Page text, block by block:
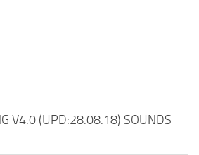
V4.0 (UPD:28.08.18) SOUNDS